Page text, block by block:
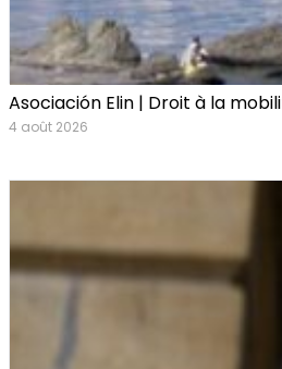
Asociación Elin | Droit à la
4 août 2026